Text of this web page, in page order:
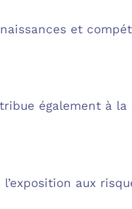
et
également à la
aux